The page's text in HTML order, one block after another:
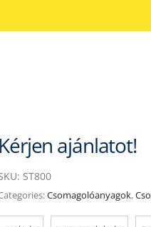
Kérjen ajánlatot!
ST800
Csomagolóanyagok,